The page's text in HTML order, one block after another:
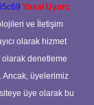
Yasal Uyarı:
ve İletişim
olarak hizmet
denetleme
Ancak, üyelerimiz
üye olarak bu